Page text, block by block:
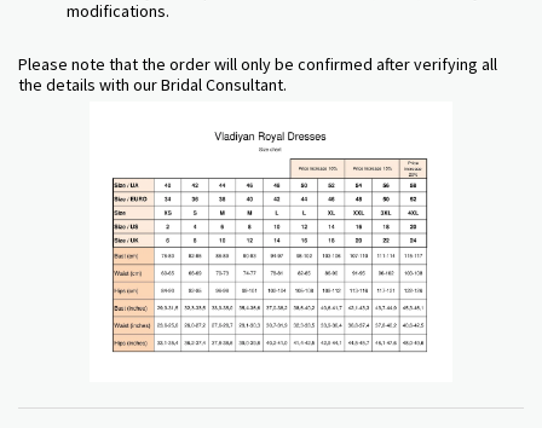
modifications.
Please note that the order will only be confirmed after verifying all
the details with our Bridal Consultant.